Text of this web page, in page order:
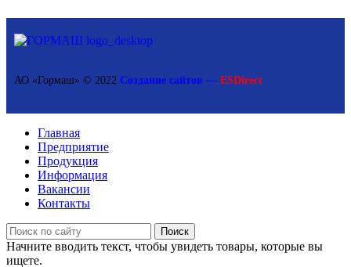
АО «Гормаш» © 2022 Создание сайтов — ESDirect
Главная
Предприятие
Продукция
Информация
Вакансии
Контакты
Поиск
Начните вводить текст, чтобы увидеть товары, которые вы
ищете.